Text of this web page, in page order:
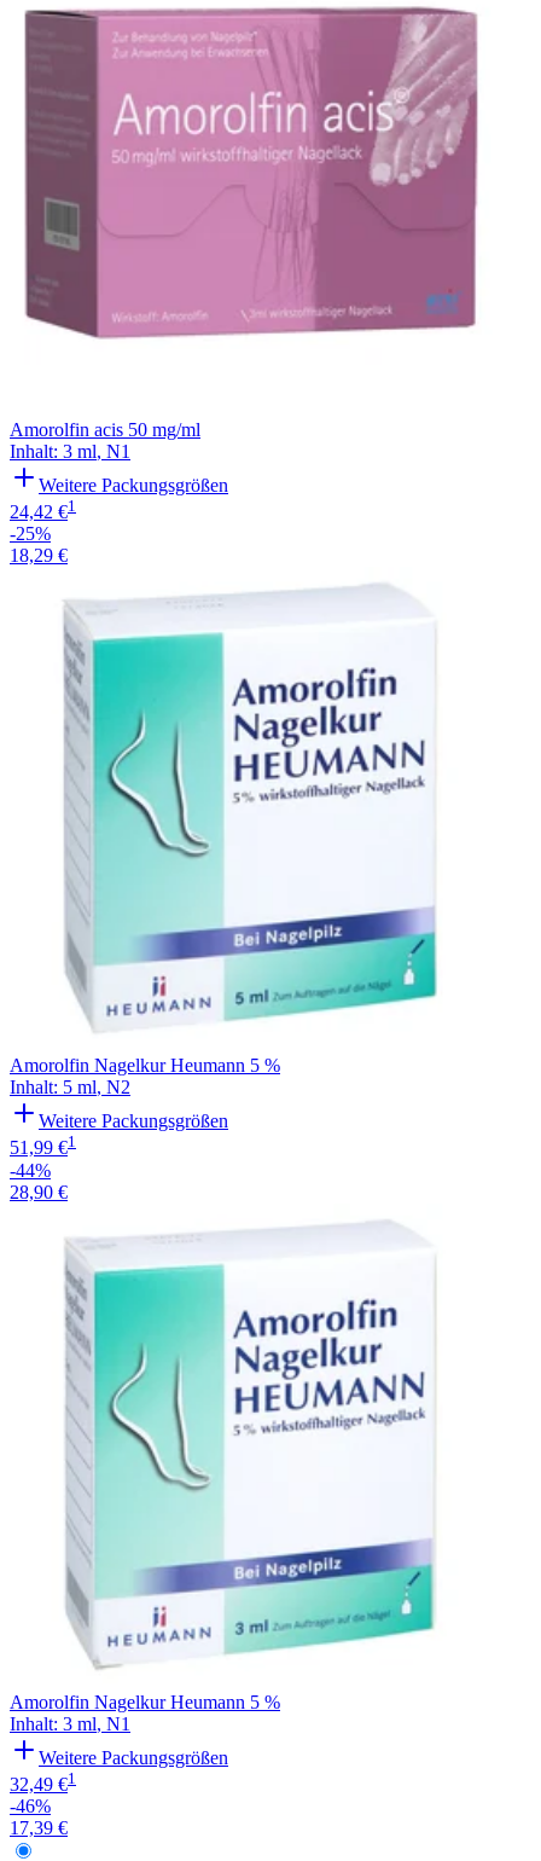
Amorolfin acis 50 mg/ml
Inhalt: 3 ml, N1
Weitere Packungsgrößen
24,42 €1
-25%
18,29 €
Amorolfin Nagelkur Heumann 5 %
Inhalt: 5 ml, N2
Weitere Packungsgrößen
51,99 €1
-44%
28,90 €
Amorolfin Nagelkur Heumann 5 %
Inhalt: 3 ml, N1
Weitere Packungsgrößen
32,49 €1
-46%
17,39 €